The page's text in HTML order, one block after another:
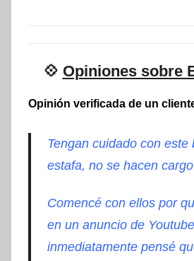
💠 Opiniones sobre
Opinión verificada de un
Tengan cuidado con este
estafa, no se hacen
Comencé con ellos por
en un anuncio de
inmediatamente pensé